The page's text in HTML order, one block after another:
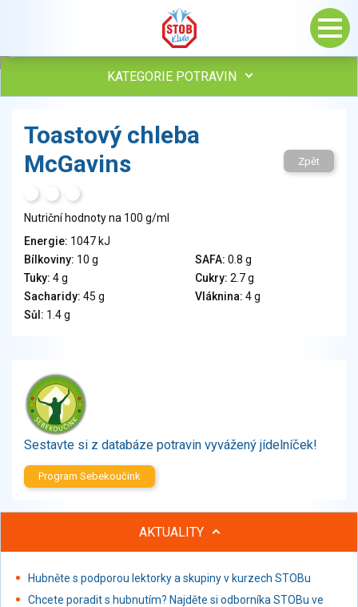
KATEGORIE POTRAVIN
Vejce
Mléko
Sýry
Veganské a vegetariánské výrobky
Tuky
Obiloviny, mouka, cereální výrobky
Chléb, pečivo, křehké chleby, pufované výrobky
Přílohy
Brambory, luštěniny, houby
Sladkosti, slané výrobky
Zmrzliny
Ochucovadla, přísady, sladidla
Sušené směsi
Polotovary, hotové pokrmy
Proteinové výrobky, doplňky stravy
Nápoje alkoholické
Restaurace, jídelny, hotová jídla
Fastfood
Toastový chleba
McGavins
Zpět
Nutriční hodnoty na 100 g/ml
Energie: 1047 kJ
Bílkoviny: 10 g SAFA: 0.8 g
Tuky: 4 g Cukry: 2.7 g
Sacharidy: 45 g Vláknina: 4 g
Sůl: 1.4 g
Sestavte si z databáze potravin vyvážený jídelníček!
Program Sebekoučink
AKTUALITY
Hubněte s podporou lektorky a skupiny v kurzech STOBu
Chcete poradit s hubnutím? Najděte si odborníka STOBu ve